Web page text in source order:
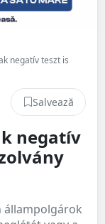
negatív teszt is
Salvează
negatív
állampolgárok